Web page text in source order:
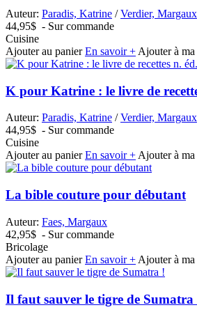
Auteur: Paradis, Katrine /Verdier, Margaux
44,95$ - Sur commande
Cuisine
Ajouter au panier En savoir + Ajouter à
K pour Katrine : le livre de
Auteur: Paradis, Katrine /Verdier, Margaux
44,95$ - Sur commande
Cuisine
Ajouter au panier En savoir + Ajouter à
La bible couture pour débutant
Auteur: Faes, Margaux
42,95$ - Sur commande
Bricolage
Ajouter au panier En savoir + Ajouter à
Il faut sauver le tigre de Sumatra